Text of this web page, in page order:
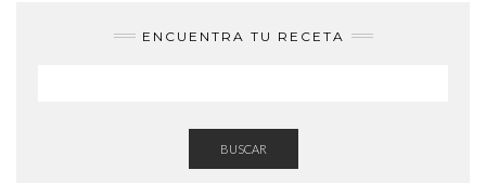
ENCUENTRA TU RECETA
BUSCAR